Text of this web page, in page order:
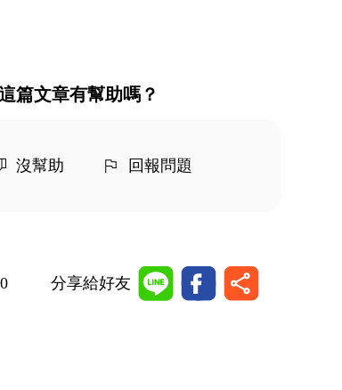
篇文章有幫助嗎？
沒幫助 回報問題
0 分享給好友